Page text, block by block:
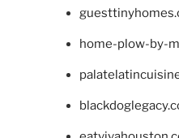
home-plow-by-